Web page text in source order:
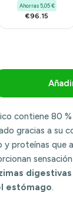
Ahorras 5,05 €
€96.15
Para
contiene 80
gracias a su
y proteínas que
estómago.